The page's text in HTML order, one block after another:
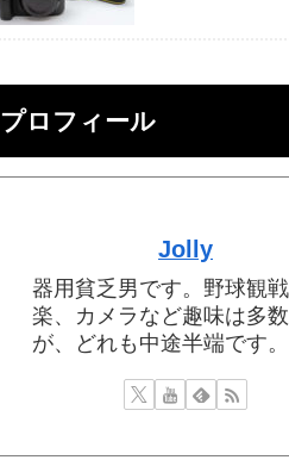
プロフィール
Jolly
器用貧乏男です。野球観
楽、カメラなど趣味は多
が、どれも中途半端です。